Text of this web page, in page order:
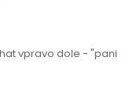
vpravo dole - "pani